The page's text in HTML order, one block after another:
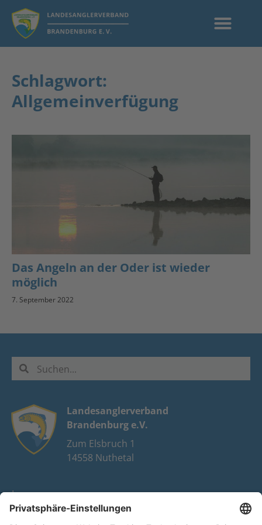
Schlagwort:
Allgemeinverfügung
Das Angeln an der Oder ist wieder
möglich
7. September 2022
Landesanglerverband
Brandenburg e.V.
Zum Elsbruch 1
14558 Nuthetal
Impressum
Datenschutz